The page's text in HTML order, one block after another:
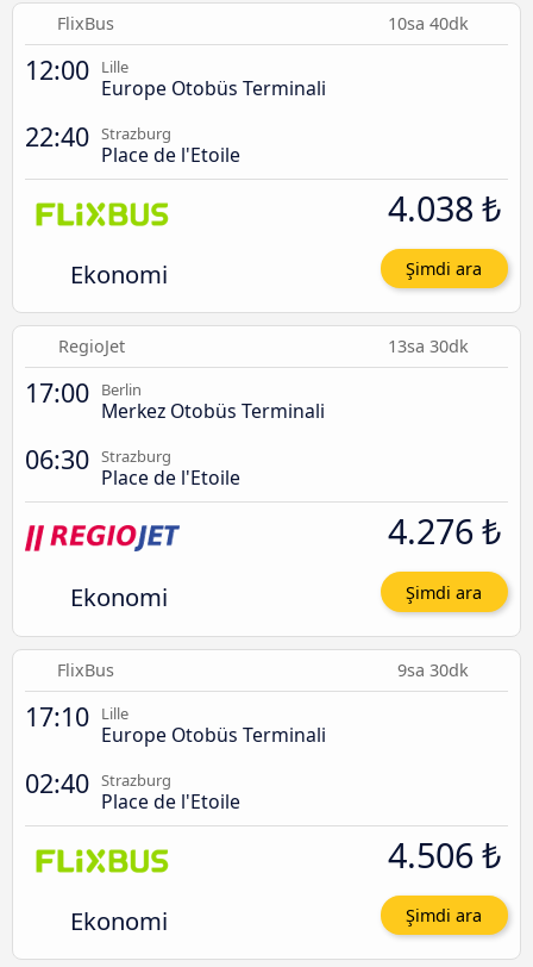
FlixBus 10sa 40dk
12:00 Lille
Europe Otobüs Terminali
22:40 Strazburg
Place de l'Etoile
Ekonomi
4.038 ₺
Şimdi ara
RegioJet 13sa 30dk
17:00 Berlin
Merkez Otobüs Terminali
06:30 Strazburg
Place de l'Etoile
Ekonomi
4.276 ₺
Şimdi ara
FlixBus 9sa 30dk
17:10 Lille
Europe Otobüs Terminali
02:40 Strazburg
Place de l'Etoile
Ekonomi
4.506 ₺
Şimdi ara